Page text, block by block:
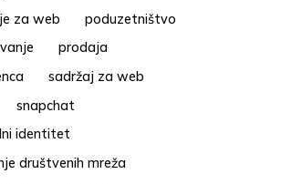
za web
poduzetništvo
prodaja
sadržaj za web
snapchat
identitet
društvenih mreža